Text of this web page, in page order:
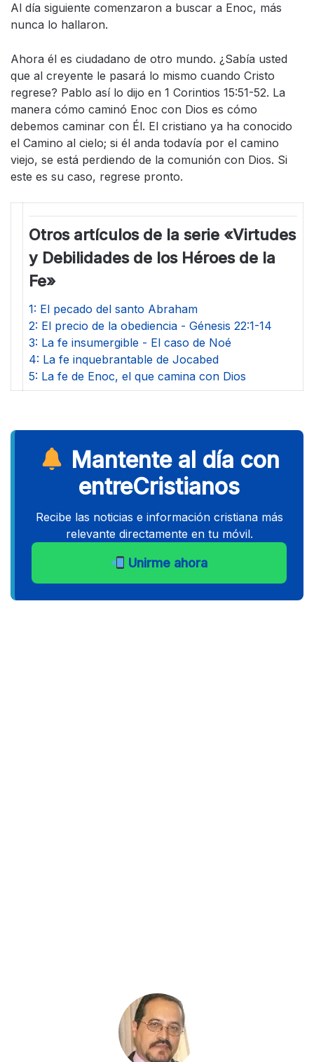
Al día siguiente comenzaron a buscar a Enoc, más
nunca lo hallaron.
Ahora él es ciudadano de otro mundo. ¿Sabía usted
que al creyente le pasará lo mismo cuando Cristo
regrese? Pablo así lo dijo en 1 Corintios 15:51-52. La
manera cómo caminó Enoc con Dios es cómo
debemos caminar con Él. El cristiano ya ha conocido
el Camino al cielo; si él anda todavía por el camino
viejo, se está perdiendo de la comunión con Dios. Si
este es su caso, regrese pronto.
Otros artículos de la serie «Virtudes
y Debilidades de los Héroes de la
Fe»
1: El pecado del santo Abraham
2: El precio de la obediencia - Génesis 22:1-14
3: La fe insumergible - El caso de Noé
4: La fe inquebrantable de Jocabed
5: La fe de Enoc, el que camina con Dios
Mantente al día con
entreCristianos
Recibe las noticias e información cristiana más
relevante directamente en tu móvil.
Unirme ahora